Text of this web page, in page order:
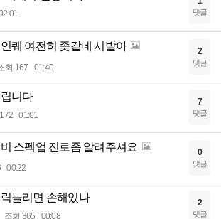
댓글
퀘 여전히 좆같네 시발아
회 167 01:40
2
댓글
니다
01:01
7
댓글
스펙업 진로좀 알려주셔요
00:22
0
댓글
늘리면 손해있나
조회 365 00:08
2
댓글